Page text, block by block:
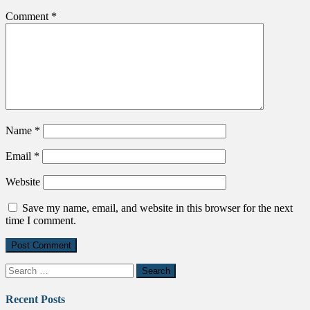
Comment *
Name *
Email *
Website
Save my name, email, and website in this browser for the next
time I comment.
Search
for:
Recent Posts